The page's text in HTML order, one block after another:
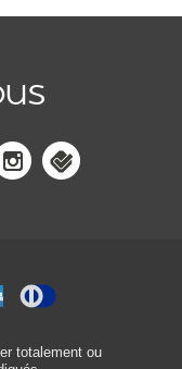
totalement ou